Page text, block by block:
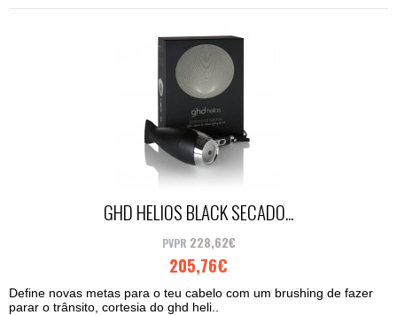
GHD HELIOS BLACK SECADO...
228,62€
205,76€
Define novas metas para o teu cabelo com um brushing de fazer
parar o trânsito, cortesia do ghd heli..